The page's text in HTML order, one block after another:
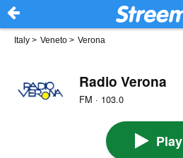
Italy > Veneto > Verona
Radio Verona
FM · 103.0
Play